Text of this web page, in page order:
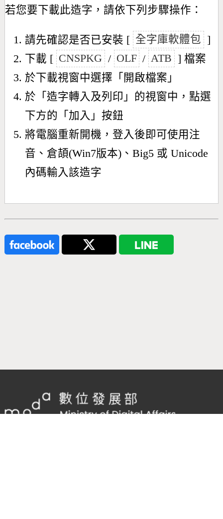
若您要下載此造字，請依下列步驟操作：
請先確認是否已安裝 [ 全字庫軟體包 ]
下載 [ CNSPKG / OLF / ATB ] 檔案
於下載視窗中選擇「開啟檔案」
於「造字轉入及列印」的視窗中，點選
下方的「加入」按鈕
將電腦重新開機，登入後即可使用注
音、倉頡(Win7版本)、Big5 或 Unicode
內碼輸入該造字